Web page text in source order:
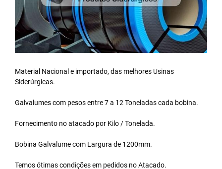
Material Nacional e importado, das melhores Usinas
Siderúrgicas.
Galvalumes com pesos entre 7 a 12 Toneladas cada bobina.
Fornecimento no atacado por Kilo / Tonelada.
Bobina Galvalumecom Largura de 1200mm.
Temos ótimas condições em pedidos no Atacado.